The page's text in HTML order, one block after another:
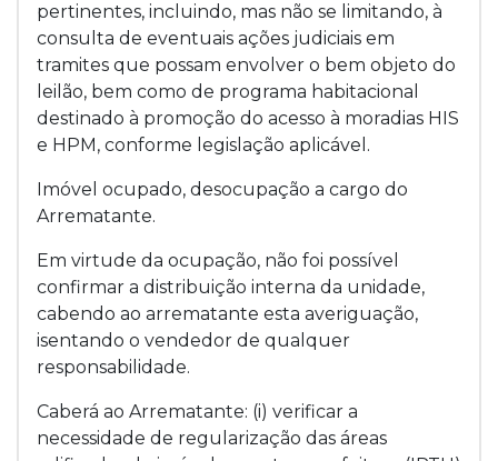
pertinentes, incluindo, mas não se limitando, à
consulta de eventuais ações judiciais em
tramites que possam envolver o bem objeto do
leilão, bem como de programa habitacional
destinado à promoção do acesso à moradias HIS
e HPM, conforme legislação aplicável.
Imóvel ocupado, desocupação a cargo do
Arrematante.
Em virtude da ocupação, não foi possível
confirmar a distribuição interna da unidade,
cabendo ao arrematante esta averiguação,
isentando o vendedor de qualquer
responsabilidade.
Caberá ao Arrematante: (i) verificar a
necessidade de regularização das áreas